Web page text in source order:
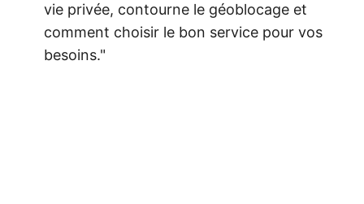
vie privée, contourne le géoblocage et
comment choisir le bon service pour vos
besoins."